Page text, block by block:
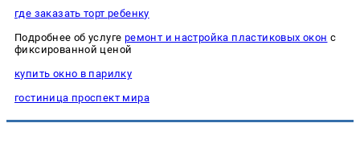
где заказать торт ребенку
Подробнее об услуге ремонт и настройка пластиковых окон с
фиксированной ценой
купить окно в парилку
гостиница проспект мира